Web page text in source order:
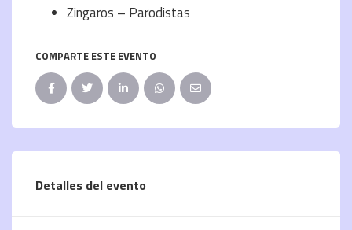
Zingaros – Parodistas
COMPARTE ESTE EVENTO
Detalles del evento